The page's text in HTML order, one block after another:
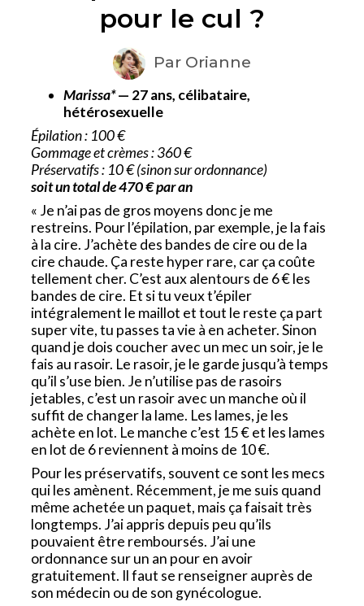
pour le cul ?
Par Orianne
Marissa*— 27 ans, célibataire,
hétérosexuelle
Épilation : 100 €
Gommage et crèmes : 360 €
Préservatifs : 10 € (sinon sur ordonnance)
soit un total de 470 € par an
« Je n’ai pas de gros moyens donc je me
restreins. Pour l’épilation, par exemple, je la fais
à la cire. J’achète des bandes de cire ou de la
cire chaude. Ça reste hyper rare, car ça coûte
tellement cher. C’est aux alentours de 6 € les
bandes de cire. Et si tu veux t’épiler
intégralement le maillot et tout le reste ça part
super vite, tu passes ta vie à en acheter. Sinon
quand je dois coucher avec un mec un soir, je le
fais au rasoir. Le rasoir, je le garde jusqu’à temps
qu’il s’use bien. Je n’utilise pas de rasoirs
jetables, c’est un rasoir avec un manche où il
suffit de changer la lame. Les lames, je les
achète en lot. Le manche c’est 15 € et les lames
en lot de 6 reviennent à moins de 10 €.
Pour les préservatifs, souvent ce sont les mecs
qui les amènent. Récemment, je me suis quand
même achetée un paquet, mais ça faisait très
longtemps. J’ai appris depuis peu qu’ils
pouvaient être remboursés. J’ai une
ordonnance sur un an pour en avoir
gratuitement. Il faut se renseigner auprès de
son médecin ou de son gynécologue.